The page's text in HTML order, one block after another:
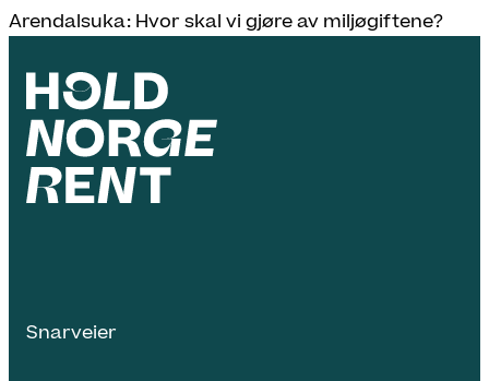
Arendalsuka: Hvor skal vi gjøre av miljøgiftene?
Snarveier